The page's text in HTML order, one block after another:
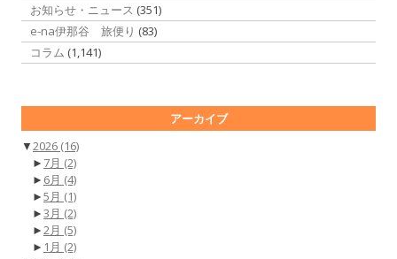
お知らせ・ニュース (351)
e-na伊那谷 旅便り (83)
コラム (1,141)
アーカイブ
▼2026 (16)
► 7月 (2)
► 6月 (4)
►5月 (1)
►3月 (2)
►2月 (5)
► 1月 (2)